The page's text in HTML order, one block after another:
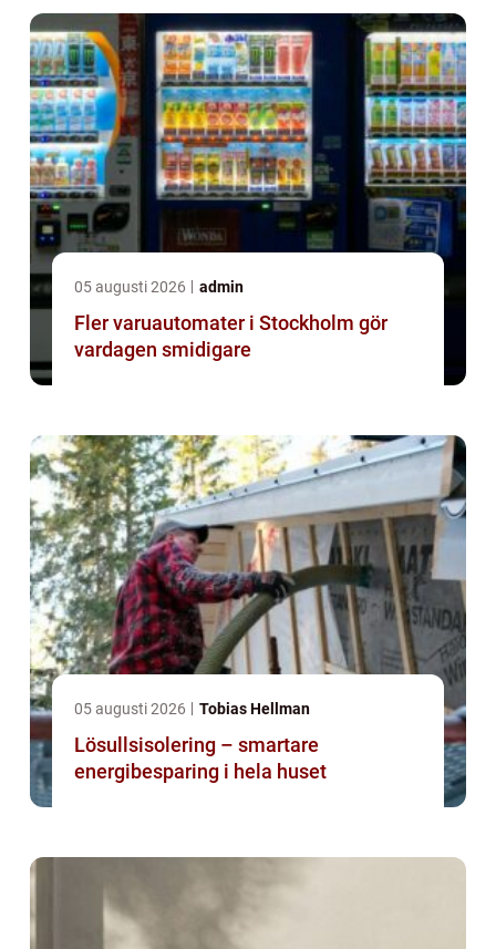
05 augusti 2026 admin
Fler varuautomater i Stockholm gör
vardagen smidigare
05 augusti 2026 Tobias Hellman
Lösullsisolering – smartare
energibesparing i hela huset